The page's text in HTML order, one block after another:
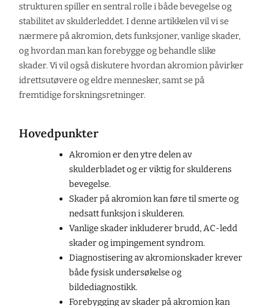
strukturen spiller en sentral rolle i både bevegelse og
stabilitet av skulderleddet. I denne artikkelen vil vi se
nærmere på akromion, dets funksjoner, vanlige skader,
og hvordan man kan forebygge og behandle slike
skader. Vi vil også diskutere hvordan akromion påvirker
idrettsutøvere og eldre mennesker, samt se på
fremtidige forskningsretninger.
Hovedpunkter
Akromion er den ytre delen av
skulderbladet og er viktig for skulderens
bevegelse.
Skader på akromion kan føre til smerte og
nedsatt funksjon i skulderen.
Vanlige skader inkluderer brudd, AC-ledd
skader og impingement syndrom.
Diagnostisering av akromionskader krever
både fysisk undersøkelse og
bildediagnostikk.
Forebygging av skader på akromion kan